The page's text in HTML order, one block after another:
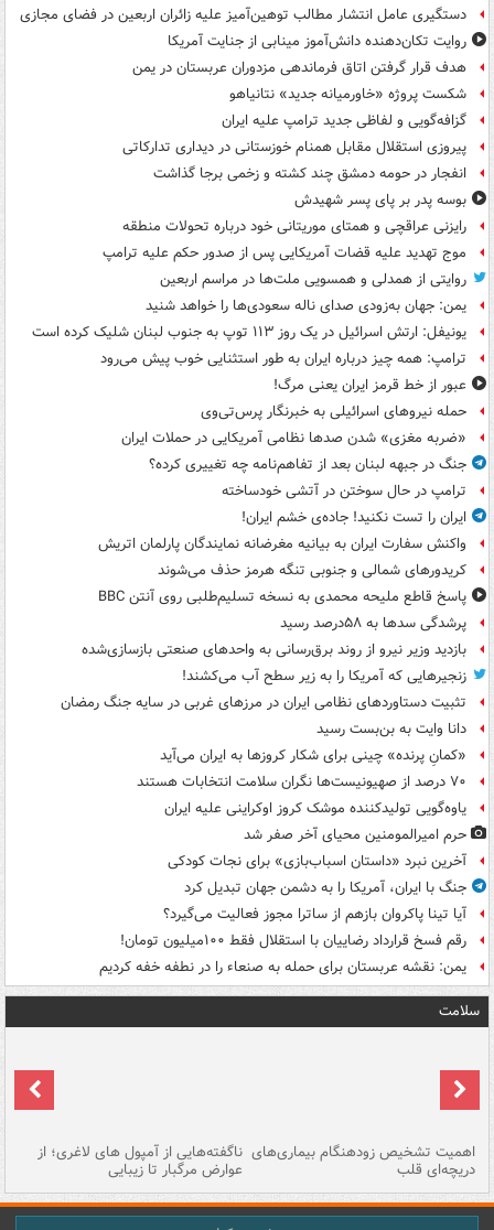
دستگیری عامل انتشار مطالب توهین‌آمیز علیه زائران اربعین در فضای مجازی
روایت تکان‌دهنده دانش‌آموز مینابی از جنایت آمریکا
هدف قرار گرفتن اتاق‌ فرماندهی مزدوران عربستان در یمن
شکست پروژه «خاورمیانه جدید» نتانیاهو
گزافه‌گویی و لفاظی جدید ترامپ علیه ایران
پیروزی استقلال مقابل همنام خوزستانی در دیداری تدارکاتی
انفجار در حومه دمشق چند کشته و زخمی برجا گذاشت
بوسه‌ پدر بر پای پسر شهیدش
رایزنی عراقچی و همتای موریتانی خود درباره تحولات منطقه
موج تهدید علیه قضات آمریکایی پس از صدور حکم علیه ترامپ
روایتی از همدلی و همسویی ملت‌ها در مراسم اربعین
یمن: جهان به‌زودی صدای ناله سعودی‌ها را خواهد شنید
یونیفل: ارتش اسرائیل در یک روز ۱۱۳ توپ به جنوب لبنان شلیک کرده است
ترامپ: همه چیز درباره ایران به طور استثنایی خوب پیش می‌رود
عبور از خط قرمز ایران یعنی مرگ!
حمله نیروهای اسرائیلی به خبرنگار پرس‌تی‌وی
«ضربه مغزی» شدن صدها نظامی آمریکایی در حملات ایران
جنگ در جبهه لبنان بعد از تفاهم‌نامه چه تغییری کرده؟
ترامپ در حال سوختن در آتشی خودساخته
ایران را تست نکنید! جاده‌ی خشم ایران!
واکنش سفارت ایران به بیانیه مغرضانه نمایندگان پارلمان اتریش
کریدورهای شمالی و جنوبی تنگه هرمز حذف می‌شوند
پاسخ قاطع ملیحه محمدی به نسخه تسلیم‌طلبی روی آنتن BBC
پرشدگی سدها به ۵۸درصد رسید
بازدید وزیر نیرو از روند برق‌رسانی به واحدهای صنعتی بازسازی‌شده
زنجیرهایی که آمریکا را به زیر سطح آب می‌کشند!
تثبیت دستاوردهای نظامی ایران در مرزهای غربی در سایه جنگ رمضان
دانا وایت به بن‌بست رسید
«کمانِ پرنده» چینی برای شکار کروزها به ایران می‌آید
۷۰ درصد از صهیونیست‌ها نگران سلامت انتخابات هستند
یاوه‌گویی تولیدکننده موشک کروز اوکراینی علیه ایران
حرم امیرالمومنین محیای آخر صفر شد
آخرین نبرد «داستان اسباب‌بازی» برای نجات کودکی
جنگ با ایران، آمریکا را به دشمن جهان تبدیل کرد
آیا تینا پاکروان بازهم از ساترا مجوز فعالیت می‌گیرد؟
رقم فسخ قرارداد رضاییان با استقلال فقط ۱۰۰میلیون تومان!
یمن: نقشه عربستان برای حمله به صنعاء را در نطفه خفه کردیم
سلامت
اهمیت تشخیص زودهنگام بیماری‌های
دریچه‌ای قلب
ناگفته‌هایی از آمپول های لاغری؛ از
عوارض مرگبار تا زیبایی